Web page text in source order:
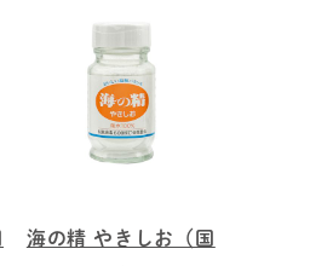
海の精 やきしお（国